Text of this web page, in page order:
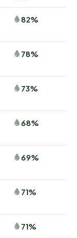
82%
78%
73%
68%
69%
71%
71%